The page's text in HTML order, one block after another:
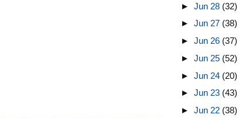
► Jun 28 (32)
► Jun 27 (38)
► Jun 26 (37)
► Jun 25 (52)
► Jun 24 (20)
► Jun 23 (43)
► Jun 22 (38)